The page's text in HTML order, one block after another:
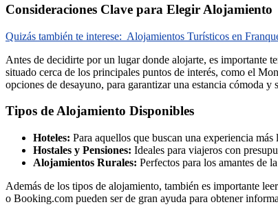
Consideraciones Clave para Elegir Alojamiento
Quizás también te interese: Alojamientos Turísticos en
Antes de decidirte por un lugar donde alojarte, es importante
situado cerca de los principales puntos de interés, como el
opciones de desayuno, para garantizar una estancia cómoda y
Tipos de Alojamiento Disponibles
Hoteles: Para aquellos que buscan una experiencia
Hostales y Pensiones: Ideales para viajeros con
Alojamientos Rurales: Perfectos para los amantes de
Además de los tipos de alojamiento, también es importante leer
o Booking.com pueden ser de gran ayuda para obtener